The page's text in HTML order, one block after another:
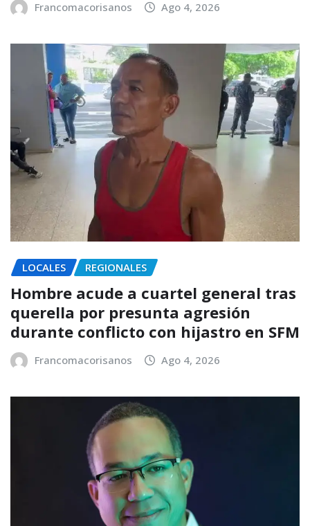
Francomacorisanos Ago 4, 2026
LOCALES REGIONALES
Hombre acude a cuartel general tras
querella por presunta agresión
durante conflicto con hijastro en SFM
Francomacorisanos Ago 4, 2026